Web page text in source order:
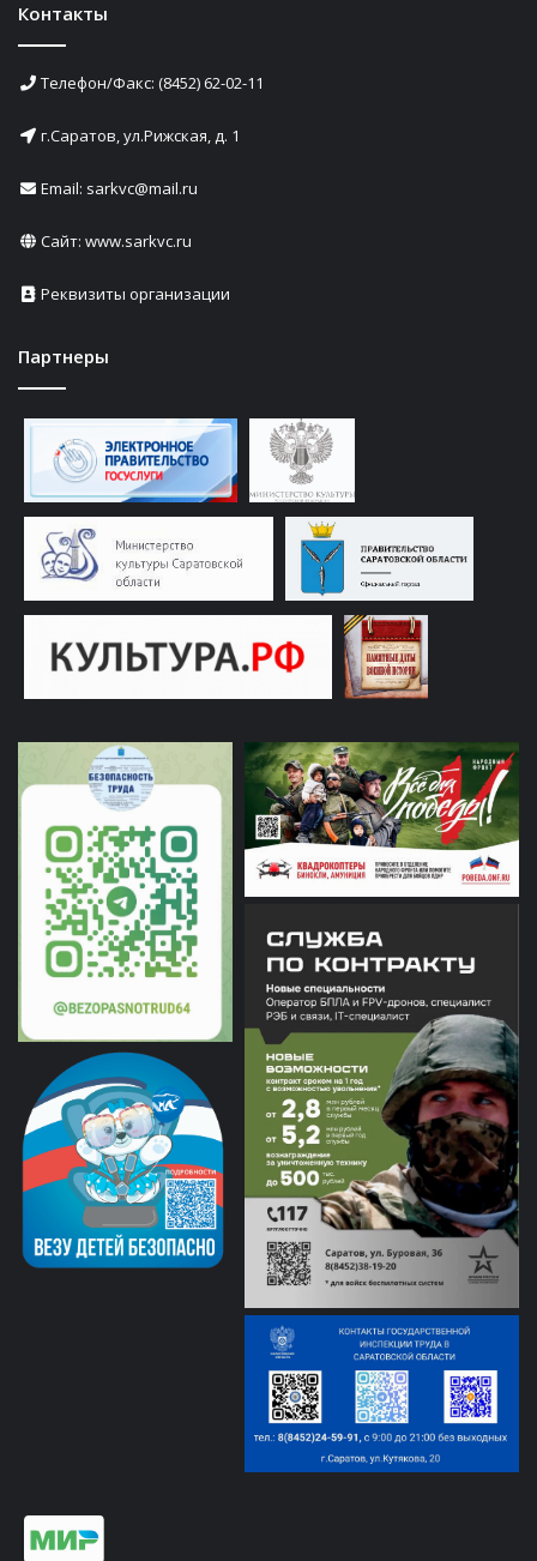
Контакты
Телефон/Факс: (8452) 62-02-11
г.Саратов, ул.Рижская, д. 1
Email: sarkvc@mail.ru
Сайт: www.sarkvc.ru
Реквизиты организации
Партнеры